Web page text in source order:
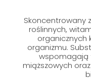
Skoncentrowany
roślinnych,
organicznych
organizmu.
wspomagają
miąższowych